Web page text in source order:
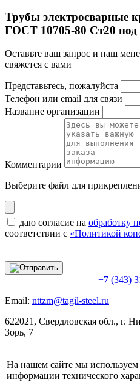
Трубы электросварные
ГОСТ 10705-80 Ст20 под
Оставьте ваш запрос и наш
свяжется с вами
Представьтесь, пожалуйста
Телефон или email для связи
Название организации
Комментарии
Выберите файл для
даю согласие на обработку
соответствии с «Политикой
+7 (343)
Email: nttzm@tagil-steel.ru
622021, Свердловская обл., г.
Зорь, 7
На нашем сайте мы используем
информации технического